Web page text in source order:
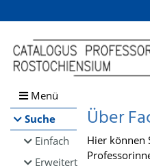
Browsen
direkt zum Inhalt
Menü
Suche
Einfach
Erweitert
Über
Hier können